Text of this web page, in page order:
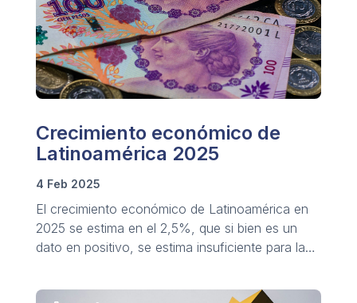
Crecimiento económico de
Latinoamérica 2025
4 Feb 2025
El crecimiento económico de Latinoamérica en
2025 se estima en el 2,5%, que si bien es un
dato en positivo, se estima insuficiente para la